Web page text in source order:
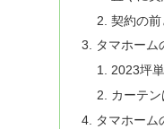
契約の前
タマホーム
2023坪
カーテ
タマホーム